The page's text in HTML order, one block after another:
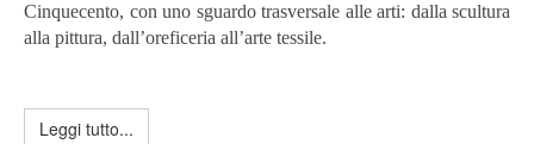
Cinquecento, con uno sguardo trasversale alle arti: dalla scultura
alla pittura, dall’oreficeria all’arte tessile.
Leggi tutto...